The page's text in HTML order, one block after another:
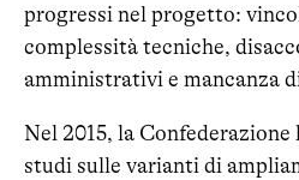
progressi nel progetto:
complessità tecniche,
amministrativi e mancanza
Nel 2015, la
studi sulle varianti di